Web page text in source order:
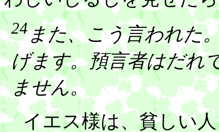
24また、こう言われた
げます。預言者はだれ
ません。
イエス様は、貧しい人